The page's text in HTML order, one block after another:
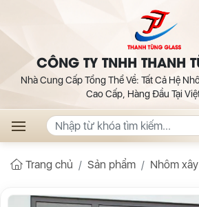
CÔNG TY TNHH THANH
Nhà Cung Cấp Tổng Thể Về: Tất Cả Hệ
Cao Cấp, Hàng Đầu Tại
Trang chủ Sản phẩm Nhôm